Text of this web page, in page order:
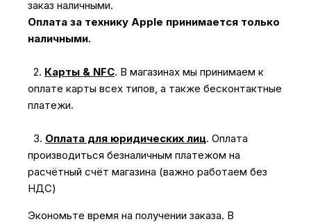
заказ наличными.
Оплата за технику Apple принимается только
наличными.
2. Карты & NFC. В магазинах мы принимаем к
оплате карты всех типов, а также бесконтактные
платежи.
3. Оплата для юридических лиц. Оплата
производиться безналичным платежом на
расчётный счёт магазина (важно работаем без
НДС)
Экономьте время на получении заказа. В